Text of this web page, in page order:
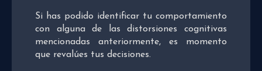
Si has podido identificar tu comportamiento
con alguna de las distorsiones cognitivas
mencionadas anteriormente, es momento
que revalúes tus decisiones.